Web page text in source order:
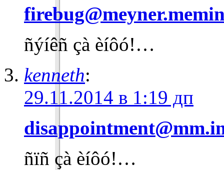
ñýíêñ çà èíôó!…
kenneth:
29.11.2014 в 1:19 дп
ñïñ çà èíôó!…